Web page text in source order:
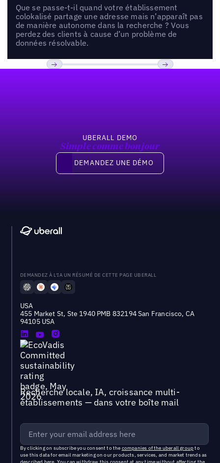
Que se passe-t-il quand votre établissement
colokalisé partage une adresse mais n’apparaît pas
de manière autonome dans la recherche ? Vous
perdez des clients à cause d’un problème de
données résolvable.
UBERALL DEMO
Simple comme bonjour
Demandez une démo
DEMANDEZ UNE DÉMO
DEMANDEZ À L'IA UN RÉSUMÉ DE CETTE PAGE UBERALL
USA
455 Market St, Ste 1940 PMB 832194 San Francisco, CA
94105 USA
Recherche locale, IA, croissance multi-
établissements — dans votre boîte mail
By clicking on subscribe you consent to the companies of the uberall groupto
use this data for email marketing on our products, services, and market trends as
described here. You can withdraw this consent at any time without affecting the